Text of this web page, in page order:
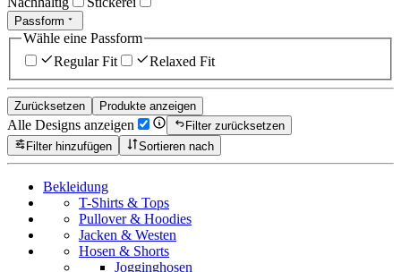
Passform
Wähle eine Passform
Regular Fit
Relaxed Fit
Zurücksetzen Produkte anzeigen
Alle Designs anzeigen
Filter zurücksetzen
Filter hinzufügen
Sortieren nach
Bekleidung
T-Shirts & Tops
Pullover & Hoodies
Jacken & Westen
Hosen & Shorts
Jogginghosen